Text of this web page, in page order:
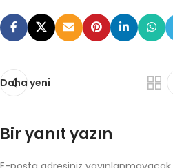
Daha yeni
Bir yanıt yazın